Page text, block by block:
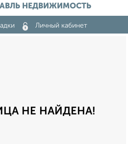
НЕДВИЖИМОСТЬ
Личный кабинет
НЕ НАЙДЕНА!